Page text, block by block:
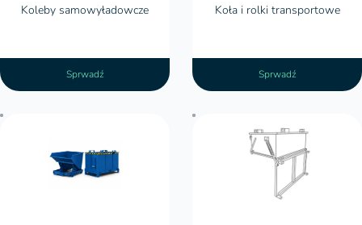
Koleby samowyładowcze
Sprwadź
Koła i rolki transportowe
Sprwadź
Kontenery z otwieranym dnem – kiedy
sprawdzają się najlepiej?